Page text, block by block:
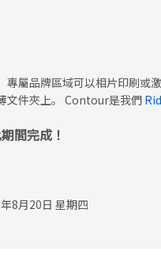
屬品牌區域可以相片印刷
文件夾上。 Contour是我們
間完成！
8月20日 星期四